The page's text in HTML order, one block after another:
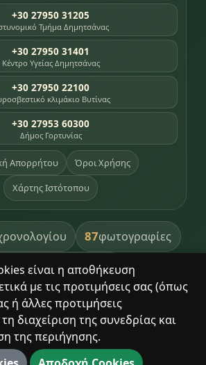
είναι η αποθήκευση
με τις προτιμήσεις σας (όπως
ή άλλες προτιμήσεις
διαχείριση της συνεδρίας και
της περιήγησης.
+30 27950 31205
Τμήμα Δημητσάνας
+30 27950 31401
Κέντρο Υγείας Δημητσάνας
+30 27950 22100
κλιμάκιο Βυτίνας
+30 27953 60300
Δήμος Γορτυνίας
Απορρήτου Όροι Χρήσης
Χάρτης Ιστότοπου
87φωτογραφίες
βιβλία βιβλιοθήκης
κληρονομιάς
τόπο και τους ανθρώπους του.